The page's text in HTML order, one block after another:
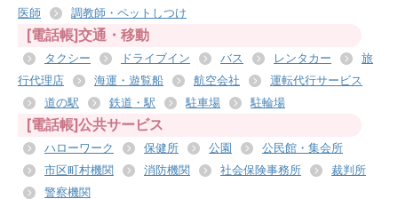
医師
調教師・ペットしつけ
[電話帳]交通・移動
タクシー ドライブイン バス レンタカー
旅
行代理店
海運・遊覧船 航空会社
運転代行サービス
道の駅
鉄道・駅 駐車場 駐輪場
[電話帳]公共サービス
ハローワーク 保健所 公園
公民館・集会所
市区町村機関
消防機関 社会保険事務所
裁判所
警察機関